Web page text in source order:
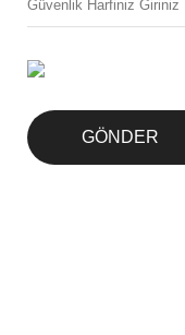
GÖNDER